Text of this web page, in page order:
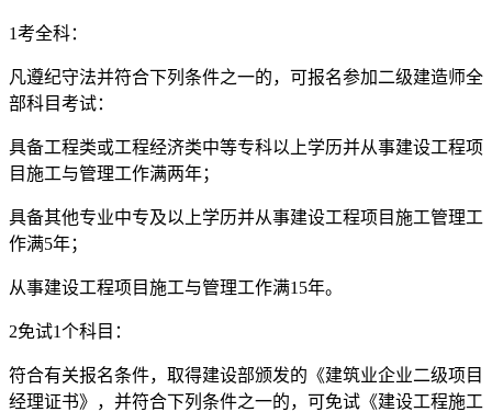
1考全科：
凡遵纪守法并符合下列条件之一的，可报名参加二级建造师全
部科目考试：
具备工程类或工程经济类中等专科以上学历并从事建设工程项
目施工与管理工作满两年；
具备其他专业中专及以上学历并从事建设工程项目施工管理工
作满5年；
从事建设工程项目施工与管理工作满15年。
2免试1个科目：
符合有关报名条件，取得建设部颁发的《建筑业企业二级项目
经理证书》，并符合下列条件之一的，可免试《建设工程施工